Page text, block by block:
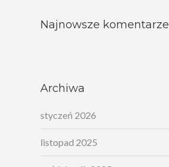
Najnowsze komentarze
Archiwa
styczeń 2026
listopad 2025